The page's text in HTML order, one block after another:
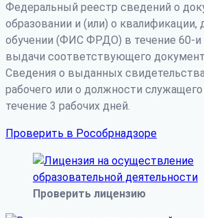
Федеральный реестр сведений о
образовании и (или) о квалификации,
обучении (ФИС ФРДО) в течение 60-и
выдачи соответствующего
Сведения о выданных
рабочего или о должности
течение 3 рабочих дней.
Проверить в Рособрнадзоре
Проверить лицензию